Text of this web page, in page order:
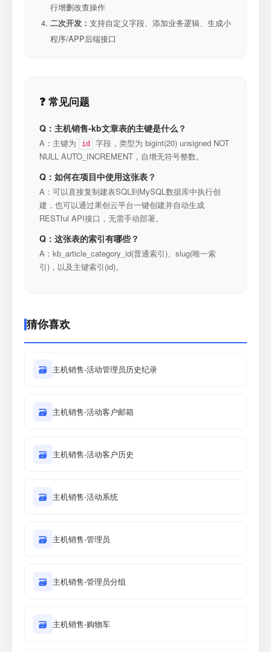
行增删改查操作
二次开发： 支持自定义字段、添加业务逻辑、生成小
程序/APP后端接口
❓ 常见问题
Q：主机销售-kb文章表的主键是什么？
A：主键为 id
字段，类型为 bigint(20) unsigned NOT
NULL AUTO_INCREMENT，自增无符号整数。
Q：如何在项目中使用这张表？
A：可以直接复制建表SQL到MySQL数据库中执行创
建，也可以通过果创云平台一键创建并自动生成
RESTful API接口，无需手动部署。
Q：这张表的索引有哪些？
A：kb_article_category_id(普通索引)、slug(唯一索
引)，以及主键索引(id)。
猜你喜欢
🗃 主机销售-活动管理员历史纪录
🗃 主机销售-活动客户邮箱
🗃 主机销售-活动客户历史
🗃 主机销售-活动系统
🗃 主机销售-管理员
🗃 主机销售-管理员分组
🗃 主机销售-购物车